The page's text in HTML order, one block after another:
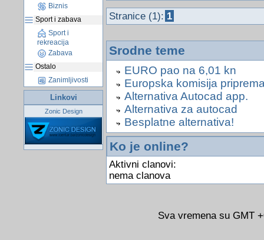
Biznis
Sport i zabava
Sport i
rekreacija
Zabava
Ostalo
Zanimljivosti
Linkovi
Zonic Design
Stranice (1): 1
Srodne teme
EURO pao na 6,01 kn
Europska komisija
Alternativa Autocad app.
Alternativa za autocad
Besplatne alternativa!
Ko je online?
Aktivni clanovi:
nema clanova
Sva vremena su GMT